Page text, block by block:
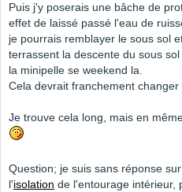
Puis j'y poserais une bâche de
effet de laissé passé l'eau de
je pourrais remblayer le sous sol
terrassent la descente du sous
la minipelle se weekend la.
Cela devrait franchement
Je trouve cela long, mais en
Question; je suis sans réponse
l'isolation de l'entourage intérieur,